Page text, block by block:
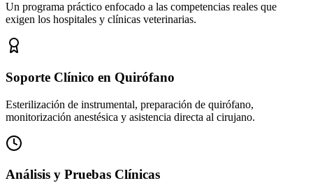
Un programa práctico enfocado a las competencias reales que
exigen los hospitales y clínicas veterinarias.
Soporte Clínico en Quirófano
Esterilización de instrumental, preparación de quirófano,
monitorización anestésica y asistencia directa al cirujano.
Análisis y Pruebas Clínicas